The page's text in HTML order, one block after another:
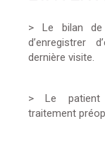
> Le bilan
d’enregistrer
dernière visite.
> Le patient
traitement